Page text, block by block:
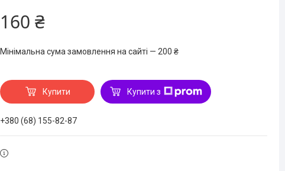
160 ₴
Мінімальна сума замовлення на сайті — 200 ₴
Купити Купити з
+380 (68) 155-82-87